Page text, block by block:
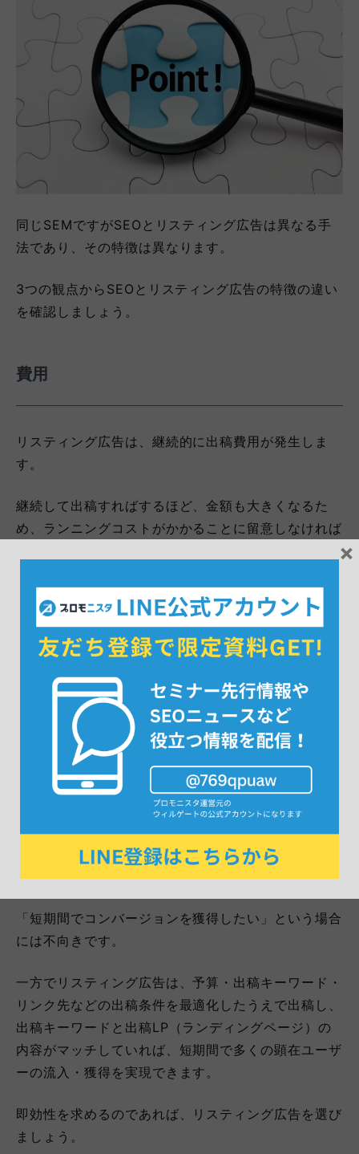
同じSEMですがSEOとリスティング広告は異なる手
法であり、その特徴は異なります。
3つの観点からSEOとリスティング広告の特徴の違い
を確認しましょう。
費用
リスティング広告は、継続的に出稿費用が発生しま
す。
継続して出稿すればするほど、金額も大きくなるた
め、ランニングコストがかかることに留意しなければ
対してSEOは、コンテンツ制作費は最初の作成時のみ
で、ランニングコストはかからないことがメリットで
す。
成果が出るタイミング
SEOはスタートしてすぐに目に見える成果が出るわけ
ではなく、上位表示に向けて地道に取り組む必要があ
成果が出るまでに年単位で時間がかかることも珍しく
ありません。
「短期間でコンバージョンを獲得したい」という場合
には不向きです。
一方でリスティング広告は、予算・出稿キーワード・
リンク先などの出稿条件を最適化したうえで出稿し、
出稿キーワードと出稿LP（ランディングページ）の
内容がマッチしていれば、短期間で多くの顕在ユーザ
ーの流入・獲得を実現できます。
即効性を求めるのであれば、リスティング広告を選び
ましょう。
×